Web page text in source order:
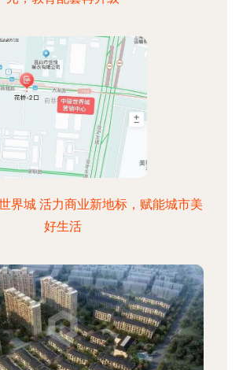
界城 活力商业新地标，赋能城市美
好生活